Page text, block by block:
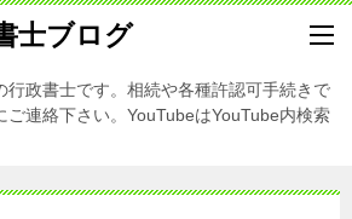
士ブログ
行政書士です。相続や各種許認可手続きで
ご連絡下さい。YouTubeはYouTube内検索